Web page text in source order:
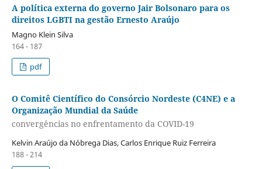
A política externa do governo Jair Bolsonaro para os
direitos LGBTI na gestão Ernesto Araújo
Magno Klein Silva
164 - 187
pdf
O Comitê Científico do Consórcio Nordeste (C4NE) e a
Organização Mundial da Saúde
convergências no enfrentamento da COVID-19
Kelvin Araújo da Nóbrega Dias, Carlos Enrique Ruiz Ferreira
188 - 214